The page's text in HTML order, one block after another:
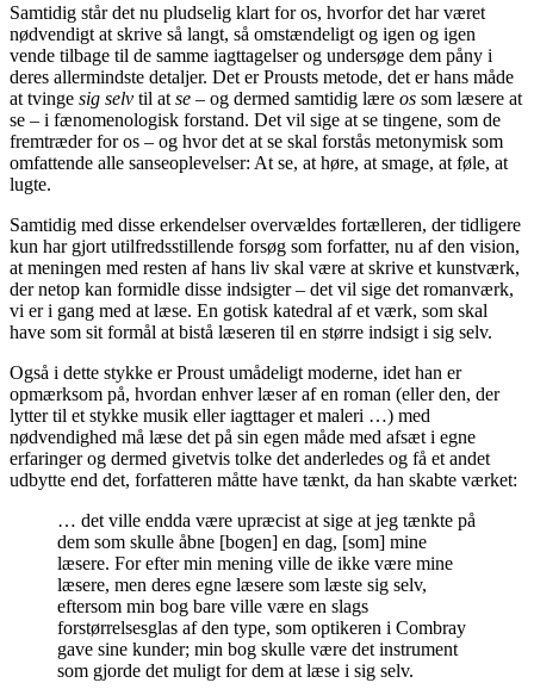
Samtidig står det nu pludselig klart for os, hvorfor det har været
nødvendigt at skrive så langt, så omstændeligt og igen og igen
vende tilbage til de samme iagttagelser og undersøge dem påny i
deres allermindste detaljer. Det er Prousts metode, det er hans måde
at tvinge sig selv til at se – og dermed samtidig lære os som læsere at
se – i fænomenologisk forstand. Det vil sige at se tingene, som de
fremtræder for os – og hvor det at se skal forstås metonymisk som
omfattende alle sanseoplevelser: At se, at høre, at smage, at føle, at
lugte.
Samtidig med disse erkendelser overvældes fortælleren, der tidligere
kun har gjort utilfredsstillende forsøg som forfatter, nu af den vision,
at meningen med resten af hans liv skal være at skrive et kunstværk,
der netop kan formidle disse indsigter – det vil sige det romanværk,
vi er i gang med at læse. En gotisk katedral af et værk, som skal
have som sit formål at bistå læseren til en større indsigt i sig selv.
Også i dette stykke er Proust umådeligt moderne, idet han er
opmærksom på, hvordan enhver læser af en roman (eller den, der
lytter til et stykke musik eller iagttager et maleri …) med
nødvendighed må læse det på sin egen måde med afsæt i egne
erfaringer og dermed givetvis tolke det anderledes og få et andet
udbytte end det, forfatteren måtte have tænkt, da han skabte værket:
… det ville endda være upræcist at sige at jeg tænkte på
dem som skulle åbne [bogen] en dag, [som] mine
læsere. For efter min mening ville de ikke være mine
læsere, men deres egne læsere som læste sig selv,
eftersom min bog bare ville være en slags
forstørrelsesglas af den type, som optikeren i Combray
gave sine kunder; min bog skulle være det instrument
som gjorde det muligt for dem at læse i sig selv.